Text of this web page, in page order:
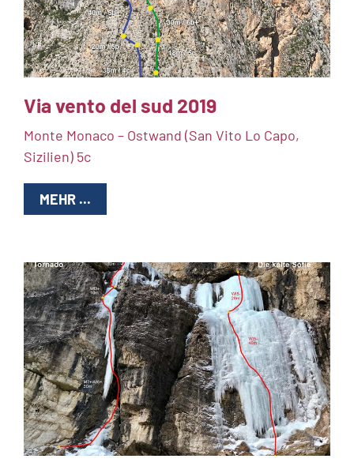
Via vento del sud 2019
Monte Monaco – Ostwand (San Vito Lo Capo,
Sizilien) 5c
MEHR ...